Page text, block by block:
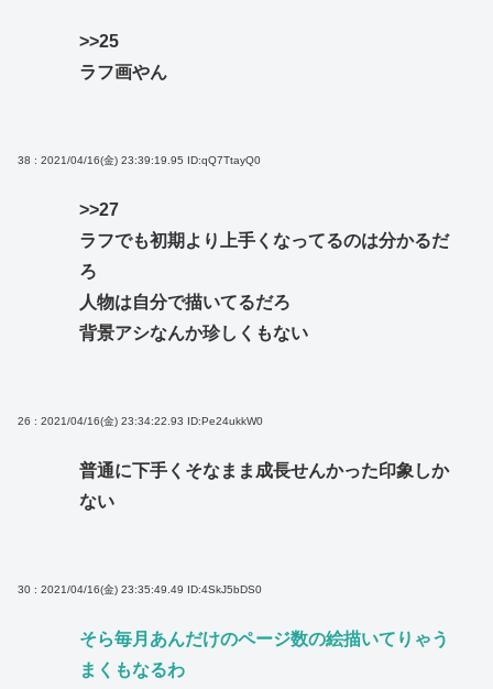
>>25
ラフ画やん
38 : 2021/04/16(金) 23:39:19.95 ID:qQ7TtayQ0
>>27
ラフでも初期より上手くなってるのは分かるだ
ろ
人物は自分で描いてるだろ
背景アシなんか珍しくもない
26 : 2021/04/16(金) 23:34:22.93 ID:Pe24ukkW0
普通に下手くそなまま成長せんかった印象しか
ない
30 : 2021/04/16(金) 23:35:49.49 ID:4SkJ5bDS0
そら毎月あんだけのページ数の絵描いてりゃう
まくもなるわ